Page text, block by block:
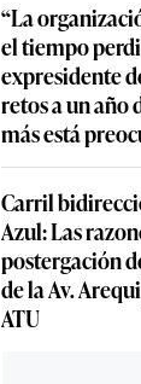
“La
el tiempo
expresidente
retos a un año
más está
Carril
Azul: Las
postergación
de la Av.
ATU